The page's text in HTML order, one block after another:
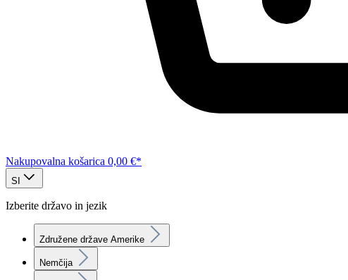
Nakupovalna košarica 0,00 €*
SI
Izberite državo in jezik
Združene države Amerike
Nemčija